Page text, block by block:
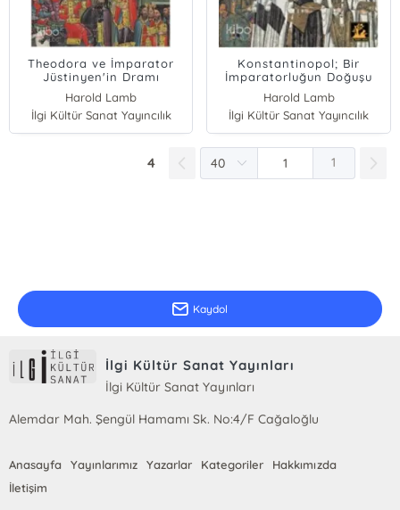
Theodora ve İmparator
Jüstinyen'in Dramı
Harold Lamb
İlgi Kültür Sanat Yayıncılık
Konstantinopol; Bir
İmparatorluğun Doğuşu
Harold Lamb
İlgi Kültür Sanat Yayıncılık
4 1
Kaydol
İlgi Kültür Sanat Yayınları
İlgi Kültür Sanat Yayınları
Alemdar Mah. Şengül Hamamı Sk. No:4/F Cağaloğlu
Anasayfa Yayınlarımız Yazarlar Kategoriler
Hakkımızda
İletişim